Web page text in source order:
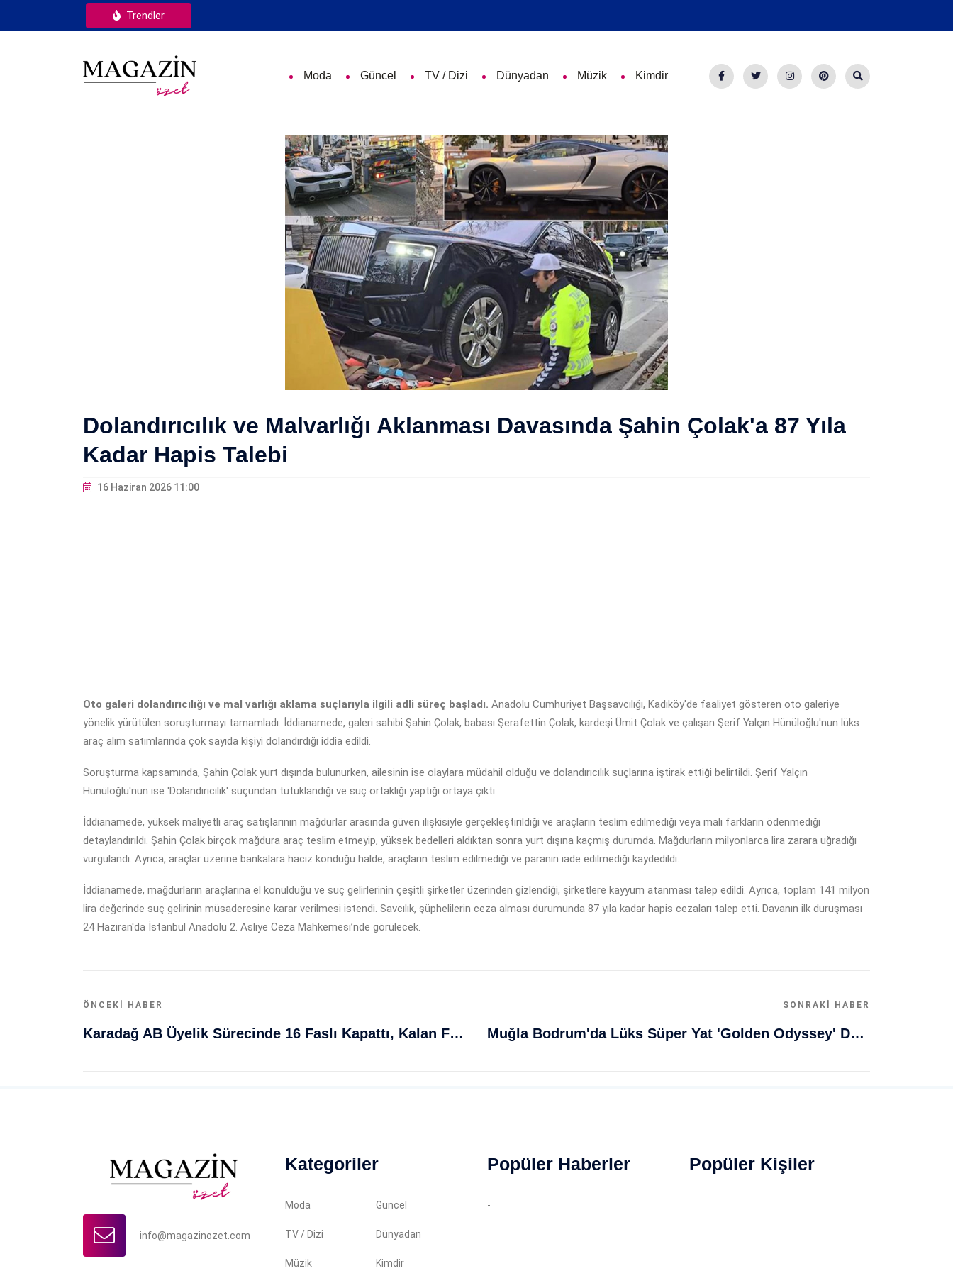
Trendler
Moda Güncel TV / Dizi Dünyadan Müzik Kimdir
Dolandırıcılık ve Malvarlığı Aklanması Davasında Şahin Çolak'a 87 Yıla
Kadar Hapis Talebi
16 Haziran 2026 11:00
Oto galeri dolandırıcılığı ve mal varlığı aklama suçlarıyla ilgili adli süreç başladı. Anadolu Cumhuriyet Başsavcılığı, Kadıköy'de faaliyet gösteren oto galeriye
yönelik yürütülen soruşturmayı tamamladı. İddianamede, galeri sahibi Şahin Çolak, babası Şerafettin Çolak, kardeşi Ümit Çolak ve çalışan Şerif Yalçın Hünüloğlu'nun lüks
araç alım satımlarında çok sayıda kişiyi dolandırdığı iddia edildi.
Soruşturma kapsamında, Şahin Çolak yurt dışında bulunurken, ailesinin ise olaylara müdahil olduğu ve dolandırıcılık suçlarına iştirak ettiği belirtildi. Şerif Yalçın
Hünüloğlu'nun ise 'Dolandırıcılık' suçundan tutuklandığı ve suç ortaklığı yaptığı ortaya çıktı.
İddianamede, yüksek maliyetli araç satışlarının mağdurlar arasında güven ilişkisiyle gerçekleştirildiği ve araçların teslim edilmediği veya mali farkların ödenmediği
detaylandırıldı. Şahin Çolak birçok mağdura araç teslim etmeyip, yüksek bedelleri aldıktan sonra yurt dışına kaçmış durumda. Mağdurların milyonlarca lira zarara uğradığı
vurgulandı. Ayrıca, araçlar üzerine bankalara haciz konduğu halde, araçların teslim edilmediği ve paranın iade edilmediği kaydedildi.
İddianamede, mağdurların araçlarına el konulduğu ve suç gelirlerinin çeşitli şirketler üzerinden gizlendiği, şirketlere kayyum atanması talep edildi. Ayrıca, toplam 141 milyon
lira değerinde suç gelirinin müsaderesine karar verilmesi istendi. Savcılık, şüphelilerin ceza alması durumunda 87 yıla kadar hapis cezaları talep etti. Davanın ilk duruşması
24 Haziran'da İstanbul Anadolu 2. Asliye Ceza Mahkemesi’nde görülecek.
ÖNCEKI HABER
Karadağ AB Üyelik Sürecinde 16 Faslı Kapattı, Kalan Fasıllarda İlerleme Sağladı
SONRAKI HABER
Muğla Bodrum'da Lüks Süper Yat 'Golden Odyssey' Demirledi
info@magazinozet.com
Kategoriler
Moda Güncel
TV / Dizi Dünyadan
Müzik Kimdir
Popüler Haberler
-
Popüler Kişiler